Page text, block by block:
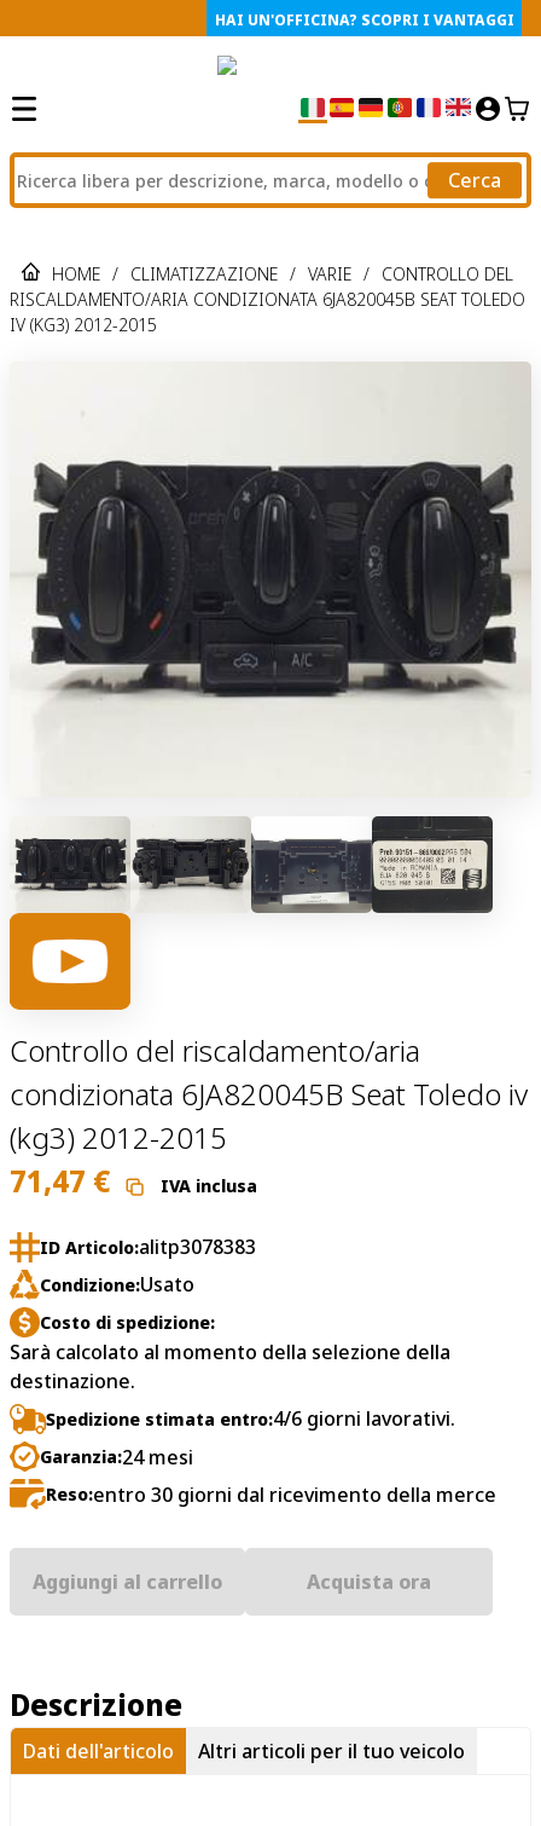
HAI UN'OFFICINA? SCOPRI I VANTAGGI
Cerca
HOME / CLIMATIZZAZIONE / VARIE / CONTROLLO DEL
RISCALDAMENTO/ARIA CONDIZIONATA 6JA820045B SEAT TOLEDO
IV (KG3) 2012-2015
Controllo del riscaldamento/aria
condizionata 6JA820045B Seat Toledo iv
(kg3) 2012-2015
71,47 € IVA inclusa
ID Articolo:alitp3078383
Condizione:Usato
Costo di spedizione:
Sarà calcolato al momento della selezione della
destinazione.
Spedizione stimata entro:4/6 giorni lavorativi.
Garanzia:24 mesi
Reso:entro 30 giorni dal ricevimento della merce
Aggiungi al carrello Acquista ora
Descrizione
Dati dell'articolo Altri articoli per il tuo veicolo